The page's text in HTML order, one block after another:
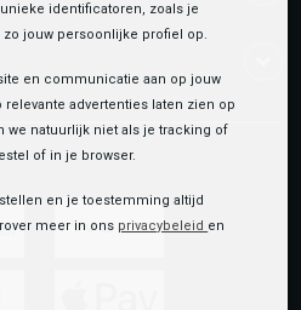
identificatoren, zoals je
jouw persoonlijke profiel op.
en communicatie aan op jouw
advertenties laten zien op
we natuurlijk niet als je tracking of
of in je browser.
en je toestemming altijd
meer in ons privacybeleid en